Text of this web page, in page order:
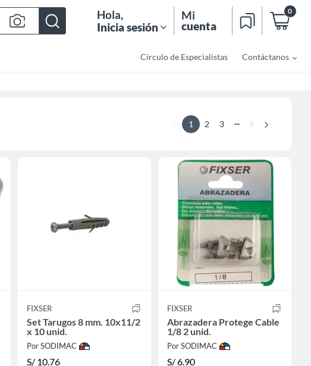
Hola,
Inicia sesión
Mi
cuenta
0
Círculo de Especialistas Contáctanos
1 2 3 ... 8
FIXSER
Set Tarugos 8 mm. 10x11/2
x 10 unid.
Por SODIMAC
S/ 10.76
FIXSER
Abrazadera Protege Cable
1/8 2 unid.
Por SODIMAC
S/6.90